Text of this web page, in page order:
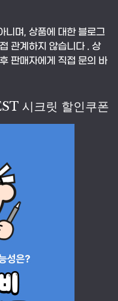
니며, 상품에 대한 블로그
관계하지 않습니다 . 상
판매자에게 직접 문의 바
시크릿 할인쿠폰